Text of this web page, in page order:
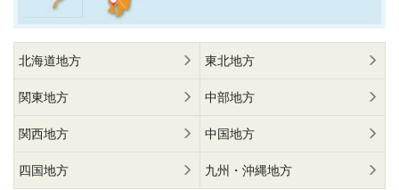
北海道地方 東北地方
関東地方 中部地方
関西地方 中国地方
四国地方 九州・沖縄地方